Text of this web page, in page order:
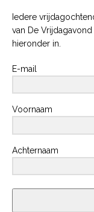
Iedere
van De
hieronder in.
E-mail
Voornaam
Achternaam